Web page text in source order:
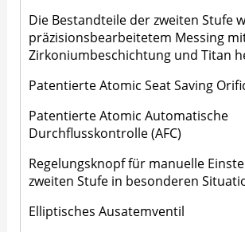
Die Bestandteile der zweiten Stufe
präzisionsbearbeitetem Messing
Zirkoniumbeschichtung und Titan
Patentierte Atomic Seat Saving
Patentierte Atomic Automatische
Durchflusskontrolle (AFC)
Regelungsknopf für manuelle
zweiten Stufe in besonderen
Elliptisches Ausatemventil